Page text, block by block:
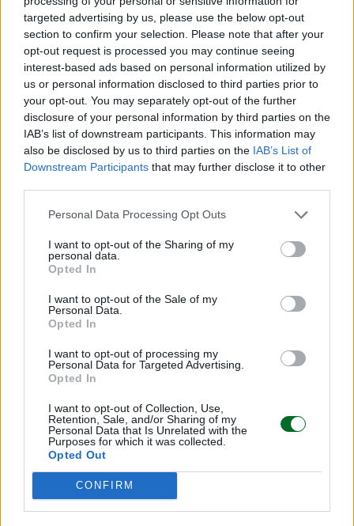
targeted advertising by us, please use the below opt-out
section to confirm your selection. Please note that after your
opt-out request is processed you may continue seeing
interest-based ads based on personal information utilized by
us or personal information disclosed to third parties prior to
your opt-out. You may separately opt-out of the further
disclosure of your personal information by third parties on the
IAB’s list of downstream participants. This information may
also be disclosed by us to third parties on the IAB’s List of
Downstream Participants that may further disclose it to other
Personal Data Processing Opt Outs
I want to opt-out of the Sharing of my
personal data.
Opted In
I want to opt-out of the Sale of my
Personal Data.
Opted In
I want to opt-out of processing my
Personal Data for Targeted Advertising.
Opted In
I want to opt-out of Collection, Use,
Retention, Sale, and/or Sharing of my
Personal Data that Is Unrelated with the
Purposes for which it was collected.
Opted Out
CONFIRM
sono crollati sotto i costi di produzione a causa di
manovre di intermediari che hanno inondato il
mercato di prodotto estero.Contro questa
situazione ventimila agricoltori della Coldiretti
sono scesi in piazza in tutta Italia, portando
proposte concrete condivise dal governo e
sostenute dal ministro Lollobrigida.
Tensioni anche per il vino, dove ai primi
contraccolpi dei dazi americani si sommano
profondi mutamenti strutturali. Di fronte a queste
sfide, Coldiretti invita a mettere in campo
“efficaci strategie di rilancio” per difendere un
patrimonio economico, culturale e sociale che
continua a rappresentare l’eccellenza del Made in
Leggi anche:
Coldiretti: “Con il taglio della Pac a rischio
770mila aziende agricole italiane”